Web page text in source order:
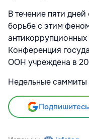
В течение пяти
борьбе с этим
Конференция
ООН учреждена в
Недельные саммиты